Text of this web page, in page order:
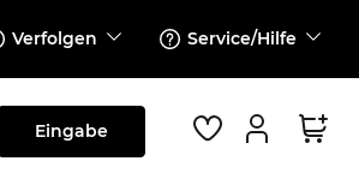
Verfolgen Service/Hilfe